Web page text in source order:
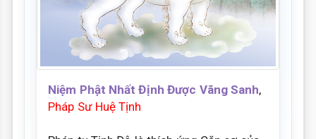
Niệm Phật Nhất Định Được Vãng Sanh,
Pháp Sư Huệ Tịnh